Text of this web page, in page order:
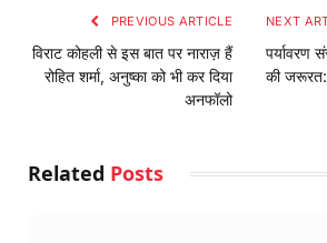
PREVIOUS ARTICLE
विराट कोहली से इस बात पर नाराज़ हैं
रोहित शर्मा, अनुष्का को भी कर दिया
अनफॉलो
NEXT
पर्यावरण
की
Related Posts